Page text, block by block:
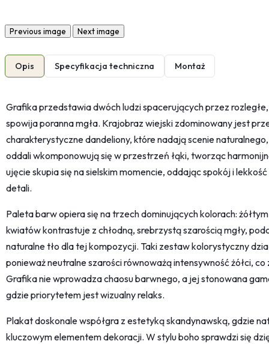
Previous image Next image
Opis Specyfikacja techniczna Montaż
Grafika przedstawia dwóch ludzi spacerujących przez
spowija poranna mgła. Krajobraz wiejski zdominowany jest
charakterystyczne dandeliony, które nadają scenie
oddali wkomponowują się w przestrzeń łąki, tworząc
ujęcie skupia się na sielskim momencie, oddając spokój i
detali.
Paleta barw opiera się na trzech dominujących kolorach:
kwiatów kontrastuje z chłodną, srebrzystą szarością mgły,
naturalne tło dla tej kompozycji. Taki zestaw kolorystyczny
ponieważ neutralne szarości równoważą intensywność żółci,
Grafika nie wprowadza chaosu barwnego, a jej stonowana
gdzie priorytetem jest wizualny relaks.
Plakat doskonale współgra z estetyką skandynawską, gdzie
kluczowym elementem dekoracji. W stylu boho sprawdzi się